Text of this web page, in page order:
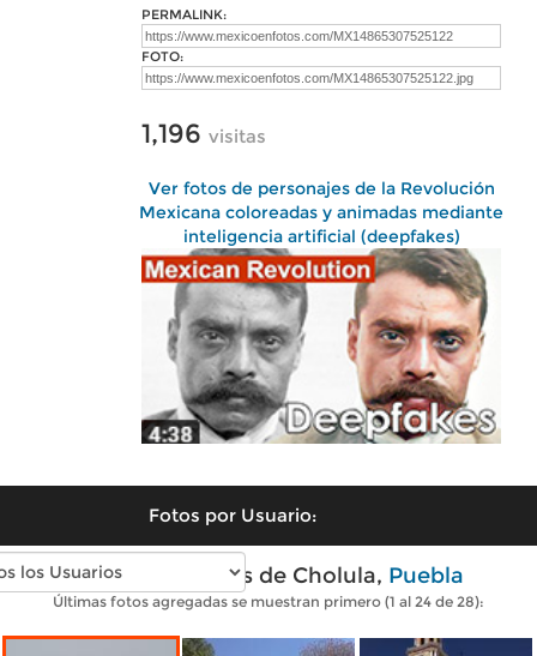
PERMALINK:
FOTO:
1,196 visitas
Ver fotos de personajes de la Revolución
Mexicana coloreadas y animadas mediante
inteligencia artificial (deepfakes)
Fotos por Usuario:
Fotos modernas de Cholula, Puebla
Últimas fotos agregadas se muestran primero (1 al 24 de 28):